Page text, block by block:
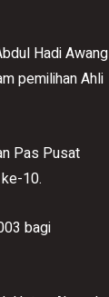
Hadi Awang
pemilihan Ahli
Pas Pusat
10.
bagi